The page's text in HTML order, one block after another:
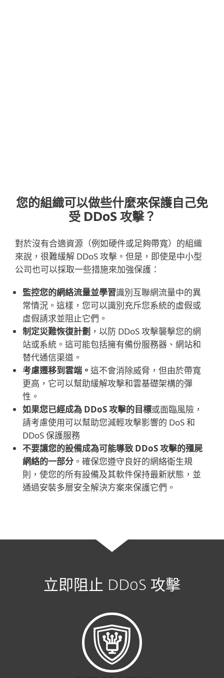
您的組織可以做些什麼來保護自己免
受 DDoS 攻擊？
對於沒有合適資源（例如硬件或足夠帶寬）的組織
來說，很難緩解 DDoS 攻擊。但是，即使是中小型
公司也可以採取一些措施來加強保護：
監控您的網絡流量並學習識別互聯網流量中的異
常情況。這樣，您可以識別充斥您系統的虛假或
虛假請求並阻止它們。
制定災難恢復計劃 ，以防 DDoS 攻擊襲擊您的網
站或系統。這可能包括擁有備份服務器、網站和
替代通信渠道。
考慮遷移到雲端。 這不會消除威脅，但由於帶寬
更高，它可以幫助緩解攻擊和雲基礎架構的彈
性。
如果您已經成為 DDoS 攻擊的目標或面臨風險，
請考慮使用可以幫助您減輕攻擊影響的 DoS 和
DDoS 保護服務
不要讓您的設備成為可能導致 DDoS 攻擊的殭屍
網絡的一部分 。確保您遵守良好的網絡衛生規
則，使您的所有設備及其軟件保持最新狀態，並
通過安裝多層安全解決方案來保護它們。
立即阻止 DDoS 攻擊